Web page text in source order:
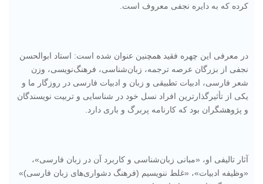
کرده که به دایره نجفی معروف است.
در معرفی این چهره فقید همچنین عنوان شده است: استاد ابوالحسن
نجفی از بزرگان عرصه‌ ترجمه، زبان‌شناسی، فرهنگ‌نویسی، وزن
شعر فارسی، ادبیات تطبیقی و زبان و ادبیات فارسی در روزگار ما و
یکی از تأثیرگذارترین افراد نسل خود در شناسایی و تربیت نویسندگان
و پژوهشگران بود که کارنامه‌ پربرگ و باری دارد.
آثار تالیفی او، «مبانی زبان‌شناسی و کاربرد آن در زبان فارسی»،
«وظیفه ادبیات»، «غلط ننویسیم (فرهنگ دشواری‌های زبان فارسی)»